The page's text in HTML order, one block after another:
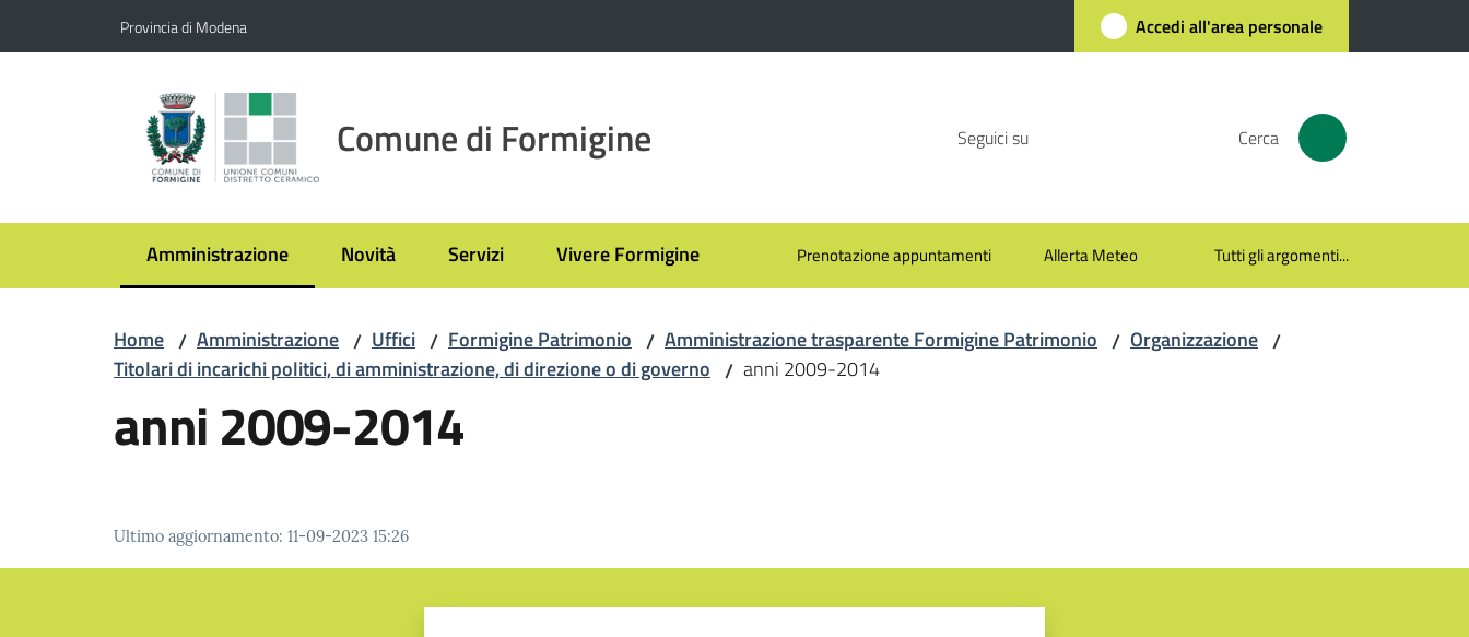
Provincia di Modena Accedi all'area personale
Comune di Formigine Seguici su Cerca
Amministrazione
Menu selezionato Novità Servizi Vivere Formigine Prenotazione appuntamenti Allerta Meteo Tutti gli argomenti...
Home / Amministrazione / Uffici / Formigine Patrimonio / Amministrazione trasparente Formigine Patrimonio / Organizzazione /
Titolari di incarichi politici, di amministrazione, di direzione o di governo / anni 2009-2014
anni 2009-2014
Ultimo aggiornamento: 11-09-2023 15:26